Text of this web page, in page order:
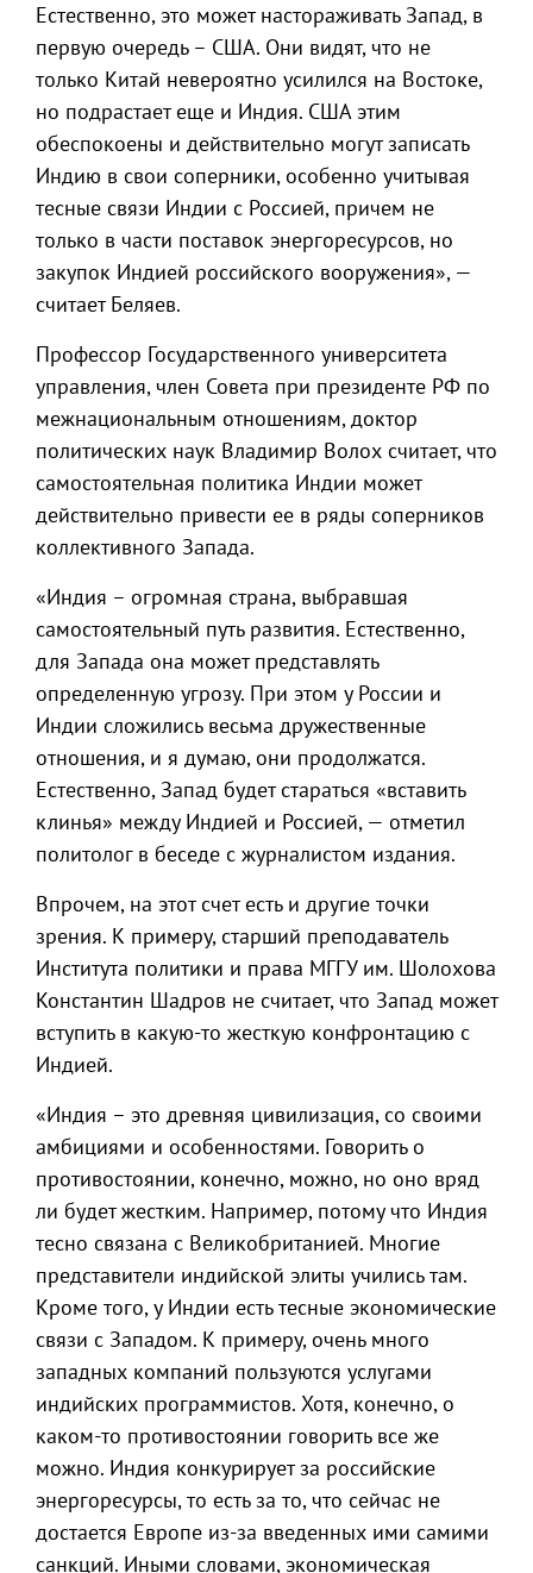
Естественно, это может настораживать Запад, в
первую очередь – США. Они видят, что не
только Китай невероятно усилился на Востоке,
но подрастает еще и Индия. США этим
обеспокоены и действительно могут записать
Индию в свои соперники, особенно учитывая
тесные связи Индии с Россией, причем не
только в части поставок энергоресурсов, но
закупок Индией российского вооружения», —
считает Беляев.
Профессор Государственного университета
управления, член Совета при президенте РФ по
межнациональным отношениям, доктор
политических наук Владимир Волох считает, что
самостоятельная политика Индии может
действительно привести ее в ряды соперников
коллективного Запада.
«Индия – огромная страна, выбравшая
самостоятельный путь развития. Естественно,
для Запада она может представлять
определенную угрозу. При этом у России и
Индии сложились весьма дружественные
отношения, и я думаю, они продолжатся.
Естественно, Запад будет стараться «вставить
клинья» между Индией и Россией, — отметил
политолог в беседе с журналистом издания.
Впрочем, на этот счет есть и другие точки
зрения. К примеру, старший преподаватель
Института политики и права МГГУ им. Шолохова
Константин Шадров не считает, что Запад может
вступить в какую-то жесткую конфронтацию с
Индией.
«Индия – это древняя цивилизация, со своими
амбициями и особенностями. Говорить о
противостоянии, конечно, можно, но оно вряд
ли будет жестким. Например, потому что Индия
тесно связана с Великобританией. Многие
представители индийской элиты учились там.
Кроме того, у Индии есть тесные экономические
связи с Западом. К примеру, очень много
западных компаний пользуются услугами
индийских программистов. Хотя, конечно, о
каком-то противостоянии говорить все же
можно. Индия конкурирует за российские
энергоресурсы, то есть за то, что сейчас не
достается Европе из-за введенных ими самими
санкций. Иными словами, экономическая